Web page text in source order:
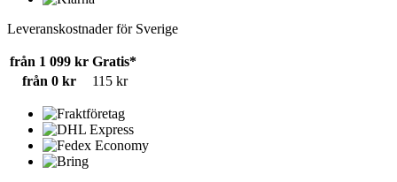
Leveranskostnader för Sverige
från 1 099 kr Gratis*
från 0 kr
115 kr